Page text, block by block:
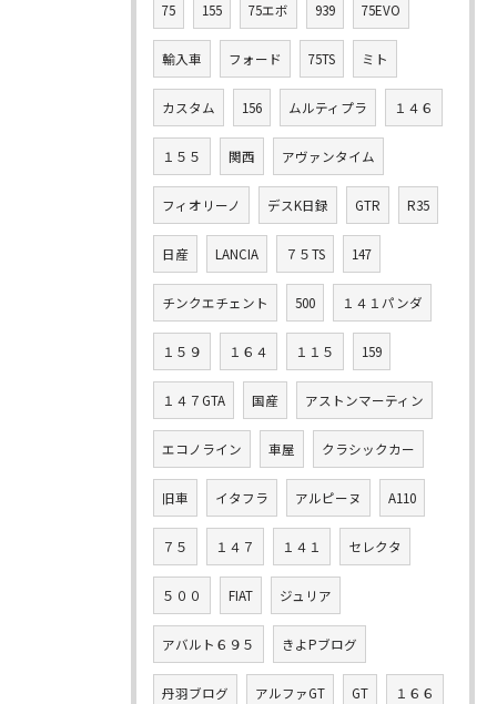
75 155 75エボ 939 75EVO
輸入車 フォード 75TS ミト
カスタム 156 ムルティプラ １４６
１５５ 関西 アヴァンタイム
フィオリーノ デスK日録 GTR R35
日産 LANCIA ７５TS 147
チンクエチェント 500 １４１パンダ
１５９ １６４ １１５ 159
１４７GTA 国産 アストンマーティン
エコノライン 車屋 クラシックカー
旧車 イタフラ アルピーヌ A110
７５ １４７ １４１ セレクタ
５００ FIAT ジュリア
アバルト６９５ きよPブログ
丹羽ブログ アルファGT GT １６６